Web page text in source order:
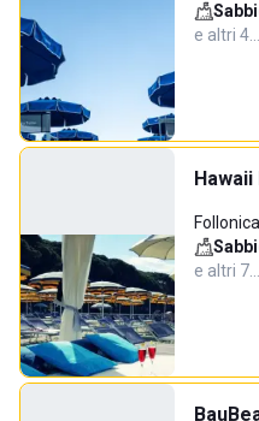
e altri 4…
Hawaii
Follonica
e altri 7…